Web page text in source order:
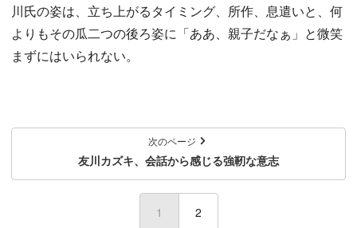
川氏の姿は、立ち上がるタイミング、所作、息遣いと、何
よりもその瓜二つの後ろ姿に「ああ、親子だなぁ」と微笑
まずにはいられない。
次のページ
友川カズキ、会話から感じる強靭な意志
1 (current)
2